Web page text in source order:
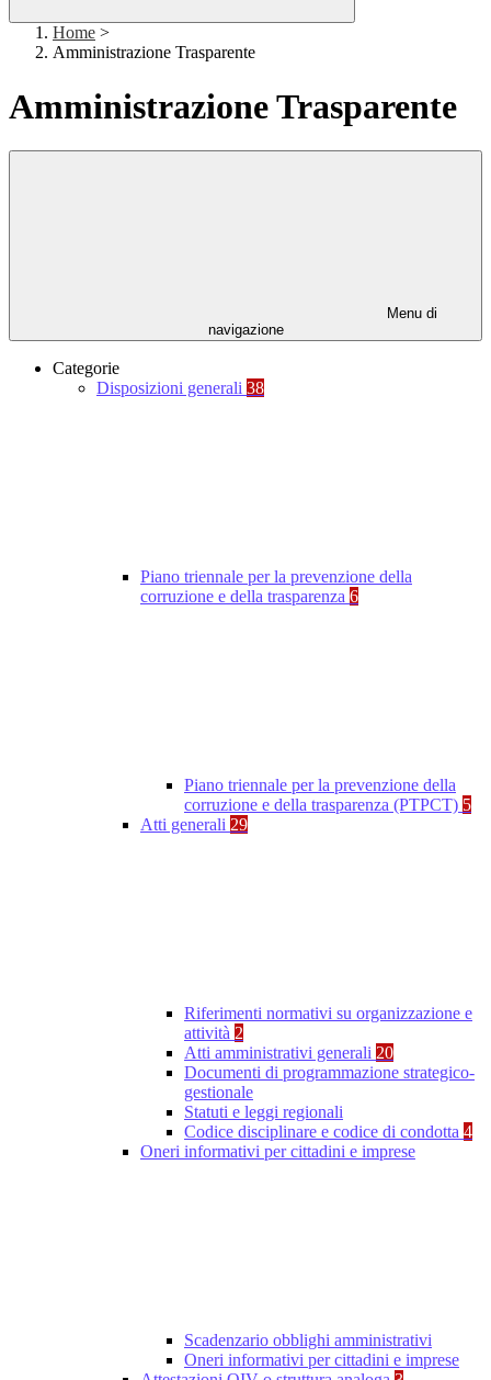
Home >
Amministrazione Trasparente
Amministrazione Trasparente
Menu di
navigazione
Categorie
Disposizioni generali 38
Piano triennale per la prevenzione della
corruzione e della trasparenza 6
Piano triennale per la prevenzione della
corruzione e della trasparenza (PTPCT) 5
Atti generali 29
Riferimenti normativi su organizzazione e
attività 2
Atti amministrativi generali 20
Documenti di programmazione strategico-
gestionale
Statuti e leggi regionali
Codice disciplinare e codice di condotta 4
Oneri informativi per cittadini e imprese
Scadenzario obblighi amministrativi
Oneri informativi per cittadini e imprese